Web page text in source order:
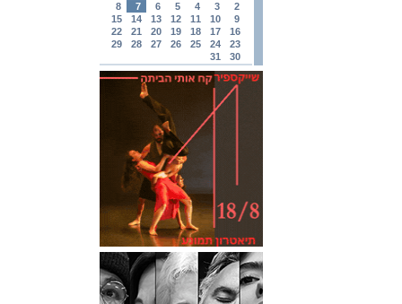
2
3
4
5
6
7
8
9
10
11
12
13
14
15
16
17
18
19
20
21
22
23
24
25
26
27
28
29
30
31